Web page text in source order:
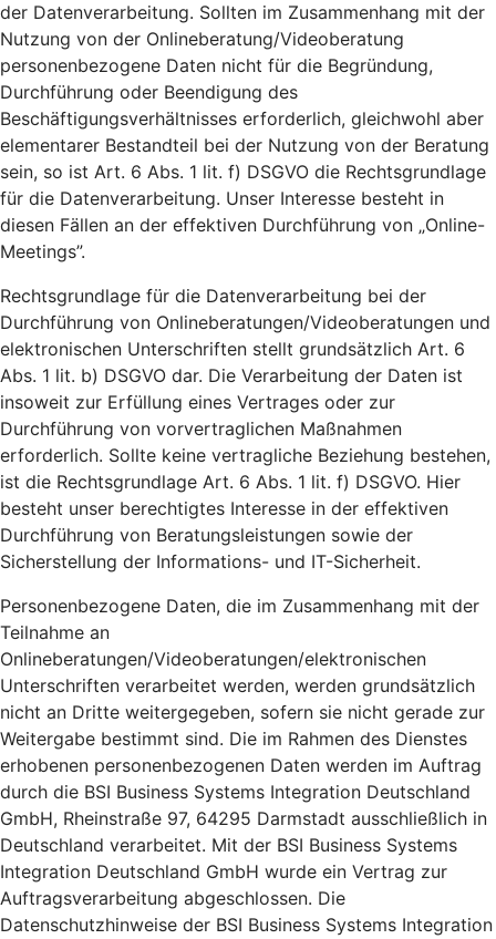
der Datenverarbeitung. Sollten im Zusammenhang mit der
Nutzung von der Onlineberatung/Videoberatung
personenbezogene Daten nicht für die Begründung,
Durchführung oder Beendigung des
Beschäftigungsverhältnisses erforderlich, gleichwohl aber
elementarer Bestandteil bei der Nutzung von der Beratung
sein, so ist Art. 6 Abs. 1 lit. f) DSGVO die Rechtsgrundlage
für die Datenverarbeitung. Unser Interesse besteht in
diesen Fällen an der effektiven Durchführung von „Online-
Meetings”.
Rechtsgrundlage für die Datenverarbeitung bei der
Durchführung von Onlineberatungen/Videoberatungen und
elektronischen Unterschriften stellt grundsätzlich Art. 6
Abs. 1 lit. b) DSGVO dar. Die Verarbeitung der Daten ist
insoweit zur Erfüllung eines Vertrages oder zur
Durchführung von vorvertraglichen Maßnahmen
erforderlich. Sollte keine vertragliche Beziehung bestehen,
ist die Rechtsgrundlage Art. 6 Abs. 1 lit. f) DSGVO. Hier
besteht unser berechtigtes Interesse in der effektiven
Durchführung von Beratungsleistungen sowie der
Sicherstellung der Informations- und IT-Sicherheit.
Personenbezogene Daten, die im Zusammenhang mit der
Teilnahme an
Onlineberatungen/Videoberatungen/elektronischen
Unterschriften verarbeitet werden, werden grundsätzlich
nicht an Dritte weitergegeben, sofern sie nicht gerade zur
Weitergabe bestimmt sind. Die im Rahmen des Dienstes
erhobenen personenbezogenen Daten werden im Auftrag
durch die BSI Business Systems Integration Deutschland
GmbH, Rheinstraße 97, 64295 Darmstadt ausschließlich in
Deutschland verarbeitet. Mit der BSI Business Systems
Integration Deutschland GmbH wurde ein Vertrag zur
Auftragsverarbeitung abgeschlossen. Die
Datenschutzhinweise der BSI Business Systems Integration